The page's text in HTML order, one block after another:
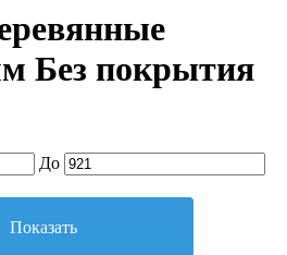
Без покрытия
До
Показать